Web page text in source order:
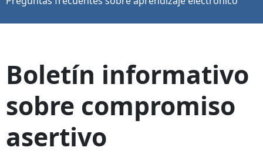
Boletín informativo
sobre compromiso
asertivo